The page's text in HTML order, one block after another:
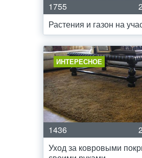
1755
Растения и газон на
ИНТЕРЕСНОЕ
1436
Уход за ковровыми